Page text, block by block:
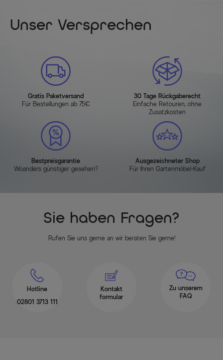
Unser Versprechen
Gratis Paketversand
Für Bestellungen ab 75€
30 Tage Rückgaberecht
Einfache Retouren, ohne
Zusatzkosten
Bestpreisgarantie
Woanders günstiger gesehen?
Ausgezeichneter Shop
Für Ihren Gartenmöbel-Kauf
Sie haben Fragen?
Rufen Sie uns gerne an wir beraten Sie gerne!
Hotline
02801 3713 111
Kontakt
formular
Zu unserem
FAQ